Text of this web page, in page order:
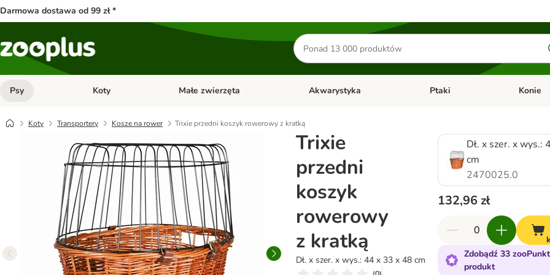
Darmowa dostawa od 99 zł *
Szukaj
produktów
Psy Otwórz menu kategorii: Psy
Koty Otwórz menu kategorii: Koty
Małe zwierzęta Otwórz menu kategorii: Małe zwierzęta
Akwarystyka Otwórz menu kategorii:
Ptaki Otwórz
Konie
Koty Transportery Kosze na rower Trixie przedni koszyk rowerowy z kratką
Trixie
przedni
koszyk
rowerowy
z kratką
Dł. x szer. x wys.: 44 x 33 x 48 cm
Dł. x szer. x wys.:
cm
2470025.0
132,96 zł
Zdobądź 33
produkt